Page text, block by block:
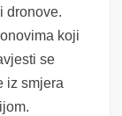
dronove.
koji
se
iz smjera